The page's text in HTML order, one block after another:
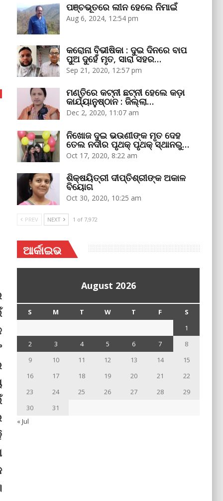
ପଞ୍ଚଭୂତରେ ଲୀନ ହେଲେ ନିମାଇଁ
Aug 6, 2024, 12:54 pm
କରୋନା ବିଭୀଷିକା : ଦୁଇ ଦିନରେ ବାପ
ପୁଅ ଦୁହେଁ ମୃତ, ସାରା ସହର…
Sep 21, 2020, 12:57 pm
ମଣ୍ତିରେ କଟ୍‌ନୀ ଛଟ୍‌ନୀ ହେଲେ କଡ଼ା
କାର୍ଯ୍ୟାନୁଷ୍ଠାନ : ଜିଲ୍ଲା…
Dec 2, 2020, 11:07 am
ନିଖୋଜ ଦୁଇ ଭଉଣୀଙ୍କ ମୃତ ଦେହ
ତେଲ ନଦୀର ପୃଥକ୍‌ ପୃଥକ୍‌ ସ୍ଥାନରୁ…
Oct 17, 2020, 8:22 am
ଶିକ୍ଷୟିତ୍ରୀ ଦୀପ୍ତିଶ୍ରୀଙ୍କ ଅକାଳ
ବିୟୋଗ
Oct 30, 2020, 10:25 am
PREV NEXT 1 of 7,972
ଆର୍କାଇଭ
August 2026
S M T W T F
S
1
2
3 4 5 6 7
8
9
10 11 12 13 14
15
16
17 18 19 20 21
22
23
24 25 26 27 28
29
30
31
« Jul